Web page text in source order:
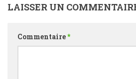
LAISSER UN
Commentaire*